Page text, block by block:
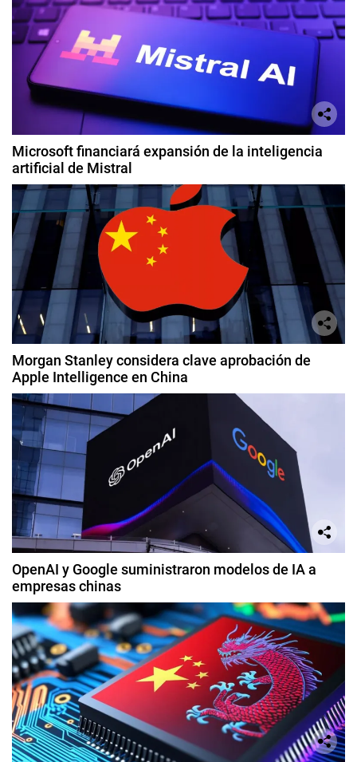
Microsoft financiará expansión de la inteligencia
artificial de Mistral
Morgan Stanley considera clave aprobación de
Apple Intelligence en China
OpenAI y Google suministraron modelos de IA a
empresas chinas